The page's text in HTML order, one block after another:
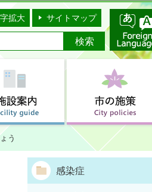
拡大 サイトマップ
う
感染症